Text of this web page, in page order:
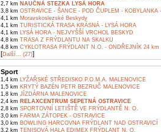
2,7 km NAUČNÁ STEZKA LYSÁ HORA
3,8 km OSTRAVICE - ŠANCE - POD ČUPLEM - KOBYLANKA
4,1 km Moravskoslezské Beskydy
4,1 km TURISTICKÁ TRASA KRÁSNÁ - LYSÁ HORA
4,1 km LYSÁ HORA - NEJVYŠŠÍ VRCHOL BESKYD
4,8 km TRASA Z FRÝDLANTU NA SKALKU
4,8 km CYKLOTRASA FRÝDLANT N.O. - ONDŘEJNÍK 24 km
[Další... (27)]
Sport
1,4 km LYŽAŘSKÉ STŘEDISKO P.O.M.A. MALENOVICE
1,5 km KRYTÝ BAZÉN PETR BEZRUČ MALENOVICE
1,8 km JÍZDÁRNA MALENOVICE
2,4 km RELAXCENTRUM SEPETNÁ OSTRAVICE
2,8 km SPORTOVNÍ LETIŠTĚ VE FRÝDLANTĚ N. O.
3,0 km FARMA ZÁTOPEK - OSTRAVICE
3,0 km BOWLING HARCOVNA FRÝDLANT NAD OSTRAVICÍ
3,2 km TENISOVÁ HALA EDIMEX FRÝDLANT N. O.